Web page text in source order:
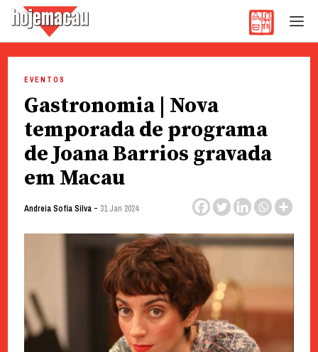
content
EVENTOS
Gastronomia | Nova
temporada de programa
de Joana Barrios gravada
em Macau
Andreia Sofia Silva- 31 Jan 2024